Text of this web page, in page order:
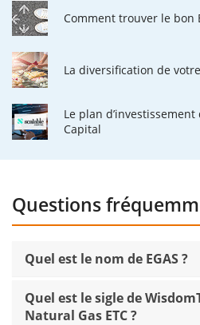
Comment trouver le bon
La diversification de
Le plan d’investissement
Capital
Questions
Quel est le nom de EGAS ?
Quel est le sigle de
Natural Gas ETC ?